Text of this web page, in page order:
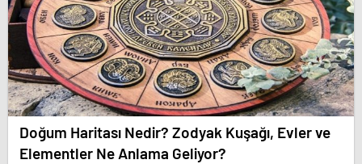
Doğum Haritası Nedir? Zodyak Kuşağı, Evler ve
Elementler Ne Anlama Geliyor?